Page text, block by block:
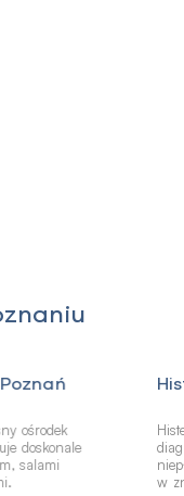
ośrodek
doskonale
salami
w